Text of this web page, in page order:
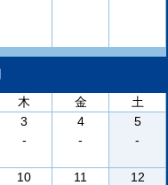
木 金
土
3
-
4
-
5
-
10
11
12